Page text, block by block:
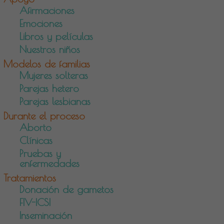
Afirmaciones
Emociones
Libros y películas
Nuestros niños
Modelos de familias
Mujeres solteras
Parejas hetero
Parejas lesbianas
Durante el proceso
Aborto
Clínicas
Pruebas y
enfermedades
Tratamientos
Donación de gametos
FIV-ICSI
Inseminación